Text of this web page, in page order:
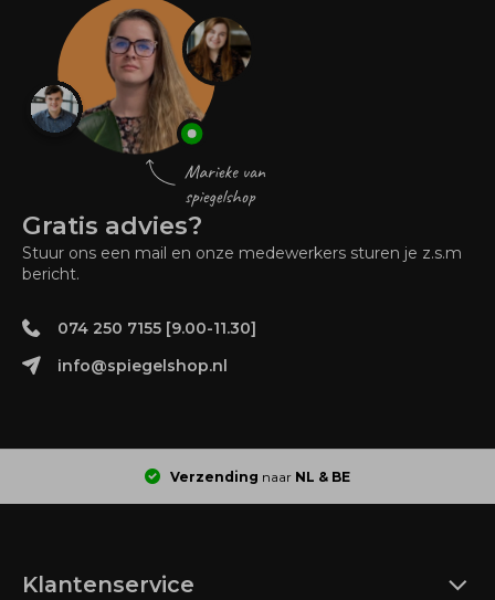
Gratis advies?
Stuur ons een mail en onze medewerkers sturen je z.s.m
bericht.
074 250 7155 [9.00-11.30]
info@spiegelshop.nl
Verzending naar NL & BE
Klantenservice